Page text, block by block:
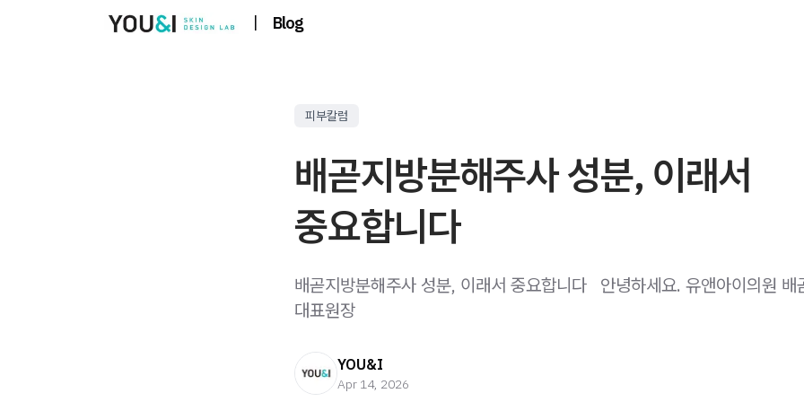
| Blog
피부칼럼
배곧지방분해주사 성분, 이래서
중요합니다
배곧지방분해주사 성분, 이래서 중요합니다 ​ ​ 안녕하세요. 유앤아이의원 배
대표원장
YOU&I
Apr 14, 2026